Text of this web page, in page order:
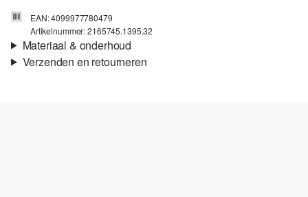
EAN: 4099977780479
Artikelnummer: 2165745.1395.32
Materiaal & onderhoud
Verzenden en retourneren